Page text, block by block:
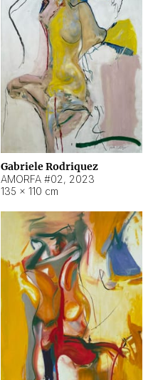
Gabriele Rodriquez
AMORFA #02, 2023
135 × 110 cm